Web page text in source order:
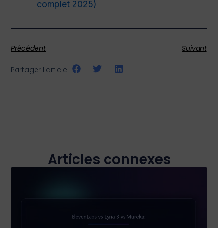
complet 2025)
Précédent Suivant
Partager l'article :
Articles connexes